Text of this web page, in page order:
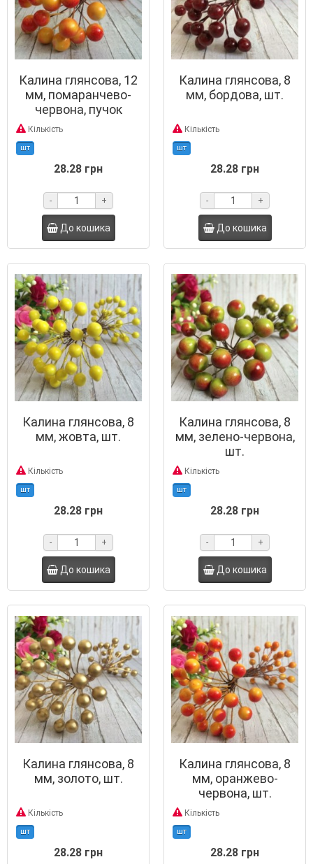
Калина глянсова, 12
мм, помаранчево-
червона, пучок
Кількість
шт
28.28 грн
- +
До кошика
Калина глянсова, 8
мм, бордова, шт.
Кількість
шт
28.28 грн
- +
До кошика
Калина глянсова, 8
мм, жовта, шт.
Кількість
шт
28.28 грн
- +
До кошика
Калина глянсова, 8
мм, зелено-червона,
шт.
Кількість
шт
28.28 грн
- +
До кошика
Калина глянсова, 8
мм, золото, шт.
Кількість
шт
28.28 грн
Калина глянсова, 8
мм, оранжево-
червона, шт.
Кількість
шт
28.28 грн